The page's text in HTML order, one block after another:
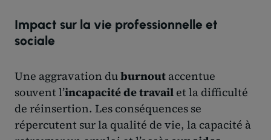
Impact sur la vie professionnelle et
sociale
Une aggravation duburnout accentue
souvent l’incapacité de travail et la difficulté
de réinsertion. Les conséquences se
répercutent sur la qualité de vie, la capacité à